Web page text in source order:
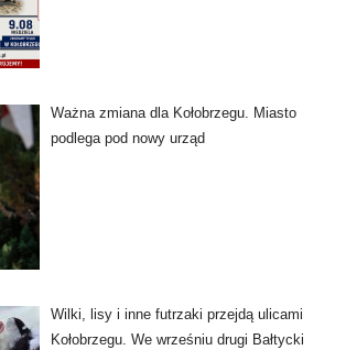
Ważna zmiana dla Kołobrzegu. Miasto
podlega pod nowy urząd
Wilki, lisy i inne futrzaki przejdą ulicami
Kołobrzegu. We wrześniu drugi Bałtycki